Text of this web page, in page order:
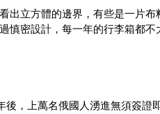
出立方體的邊界，有些是一片
慎密設計，每一年的行李箱都
，上萬名俄國人湧進無須簽證